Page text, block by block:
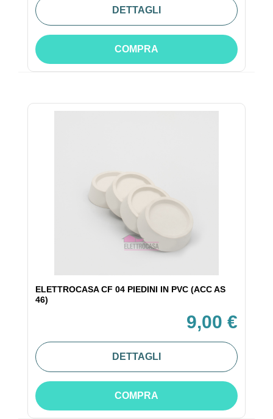
DETTAGLI
COMPRA
ELETTROCASA CF 04 PIEDINI IN PVC (ACC AS
46)
9,00 €
DETTAGLI
COMPRA